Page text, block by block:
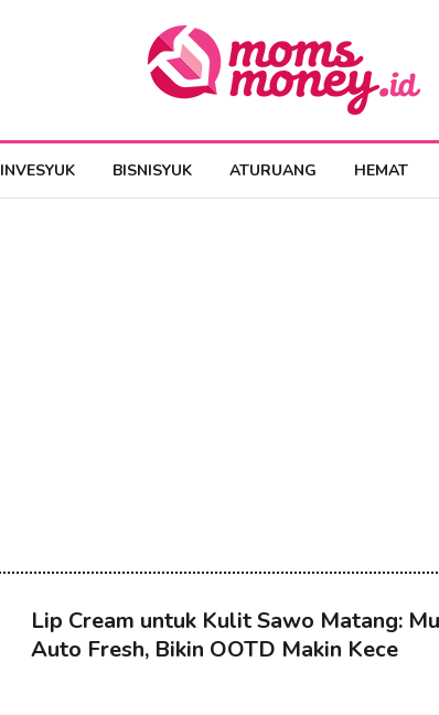
INVESYUK BISNISYUK ATURUANG HEMAT
Lip Cream untuk Kulit Sawo Matang:
Auto Fresh, Bikin OOTD Makin Kece